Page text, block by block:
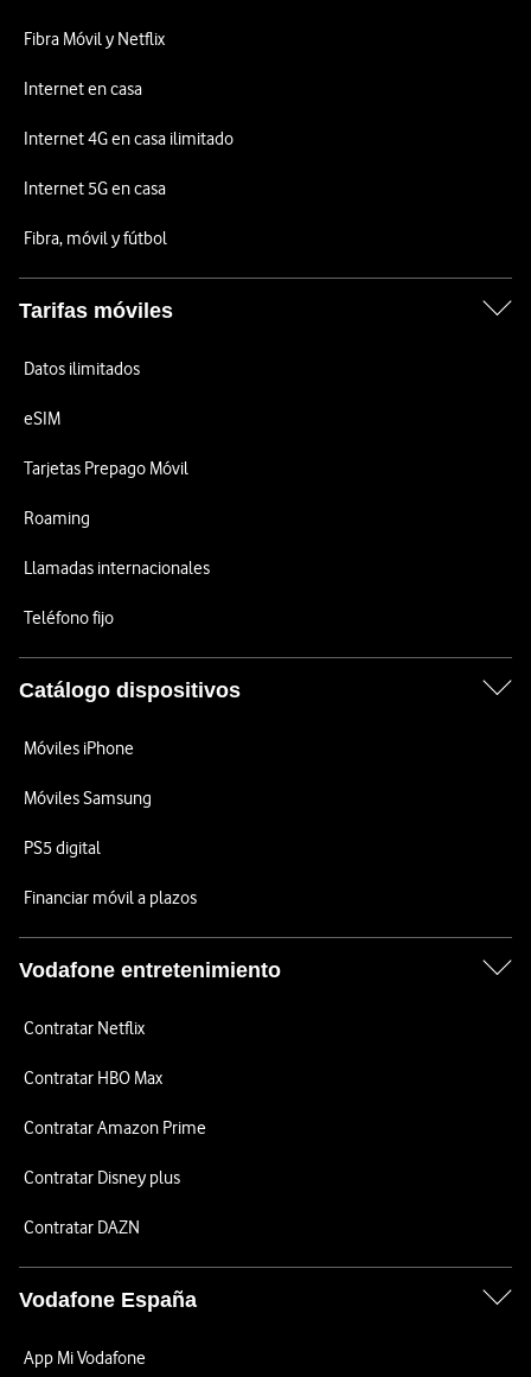
Fibra Móvil y Netflix
Internet en casa
Internet 4G en casa ilimitado
Internet 5G en casa
Fibra, móvil y fútbol
Tarifas móviles
Datos ilimitados
eSIM
Tarjetas Prepago Móvil
Roaming
Llamadas internacionales
Teléfono fijo
Catálogo dispositivos
Móviles iPhone
Móviles Samsung
PS5 digital
Financiar móvil a plazos
Vodafone entretenimiento
Contratar Netflix
Contratar HBO Max
Contratar Amazon Prime
Contratar Disney plus
Contratar DAZN
Vodafone España
App Mi Vodafone